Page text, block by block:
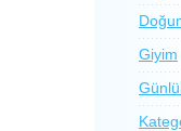
Giyim